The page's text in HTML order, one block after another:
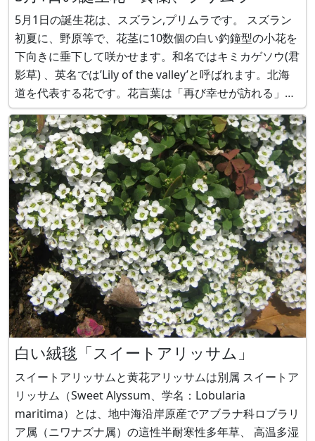
5月1日の誕生花は、スズラン,プリムラです。 スズラン
初夏に、野原等で、花茎に10数個の白い釣鐘型の小花を
下向きに垂下して咲かせます。和名ではキミカゲソウ(君
影草) 、英名では’Lily of the valley’と呼ばれます。北海
道を代表する花です。花言葉は「再び幸せが訪れる」で
す。 プリムラ（Primula） プリムラはサクラソウ科サク
ラソウ属の多年草です。花言葉は「永続する愛情」「
白い絨毯「スイートアリッサム」
スイートアリッサムと黄花アリッサムは別属 スイートア
リッサム（Sweet Alyssum、学名：Lobularia
maritima）とは、地中海沿岸原産でアブラナ科ロブラリ
ア属（ニワナズナ属）の這性半耐寒性多年草、 高温多湿